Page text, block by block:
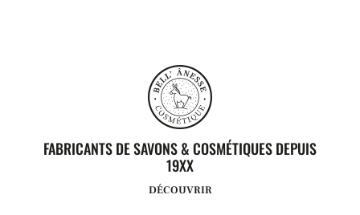
FABRICANTS DE SAVONS & COSMÉTIQUES DEPUIS
19XX
DÉCOUVRIR